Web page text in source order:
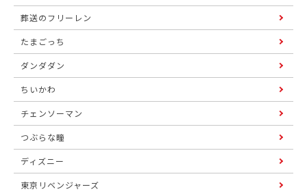
葬送のフリーレン
たまごっち
ダンダダン
ちいかわ
チェンソーマン
つぶらな瞳
ディズニー
東京リベンジャーズ